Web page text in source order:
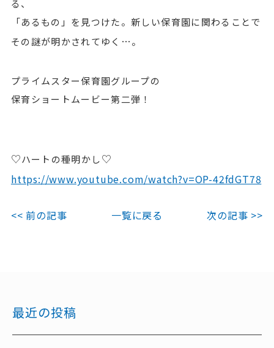
る、
「あるもの」を見つけた。新しい保育園に関わることで
その謎が明かされてゆく …。
プライムスター保育園グループの
保育ショートムービー第二弾！
♡ハートの種明かし♡
https://www.youtube.com/watch?v=OP-42fdGT78
<< 前の記事 一覧に戻る 次の記事 >>
最近の投稿